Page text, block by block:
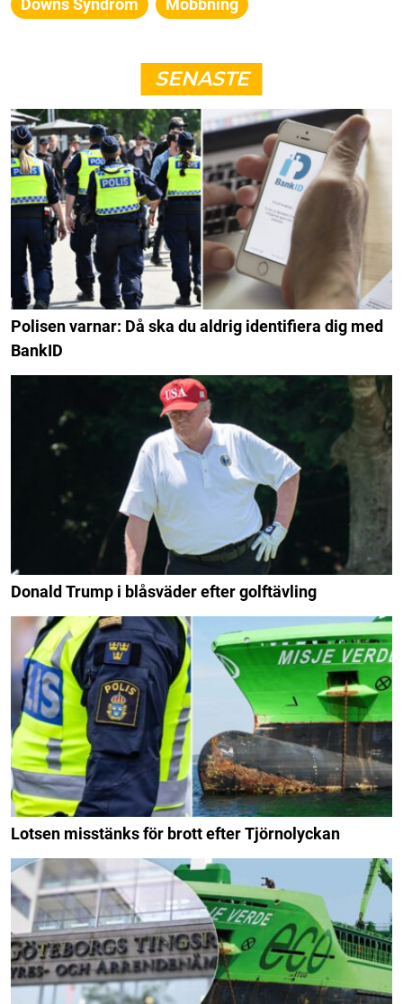
Downs Syndrom Mobbning
SENASTE
Polisen varnar: Då ska du aldrig identifiera dig med
BankID
Donald Trump i blåsväder efter golftävling
Lotsen misstänks för brott efter Tjörnolyckan